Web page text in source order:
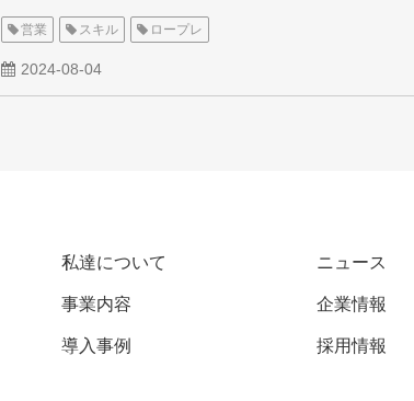
営業 スキル ロープレ
2024-08-04
私達について
事業内容
導入事例
ニュース
企業情報
採用情報